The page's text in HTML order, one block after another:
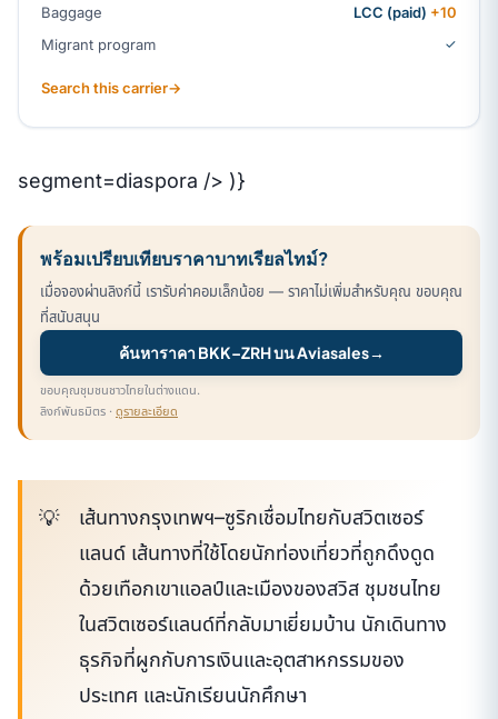
Baggage
LCC (paid) +10
Migrant program
✓
Search this carrier→
segment=diaspora /> )}
พร้อมเปรียบเทียบราคาบาทเรียลไทม์?
เมื่อจองผ่านลิงก์นี้ เรารับค่าคอมเล็กน้อย — ราคาไม่เพิ่มสำหรับคุณ ขอบคุณ
ที่สนับสนุน
ค้นหาราคา BKK–ZRH บน Aviasales→
ขอบคุณชุมชนชาวไทยในต่างแดน.
ลิงก์พันธมิตร · ดูรายละเอียด
เส้นทางกรุงเทพฯ–ซูริกเชื่อมไทยกับสวิตเซอร์
แลนด์ เส้นทางที่ใช้โดยนักท่องเที่ยวที่ถูกดึงดูด
ด้วยเทือกเขาแอลป์และเมืองของสวิส ชุมชนไทย
ในสวิตเซอร์แลนด์ที่กลับมาเยี่ยมบ้าน นักเดินทาง
ธุรกิจที่ผูกกับการเงินและอุตสาหกรรมของ
ประเทศ และนักเรียนนักศึกษา